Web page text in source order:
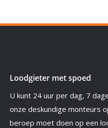
Loodgieter met spoed
U kunt 24 uur per dag, 7
onze deskundige monteurs
beroep moet doen op een